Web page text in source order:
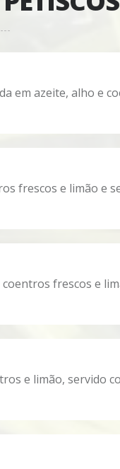
em azeite, alho e
frescos e limão e
frescos e
e limão, servido